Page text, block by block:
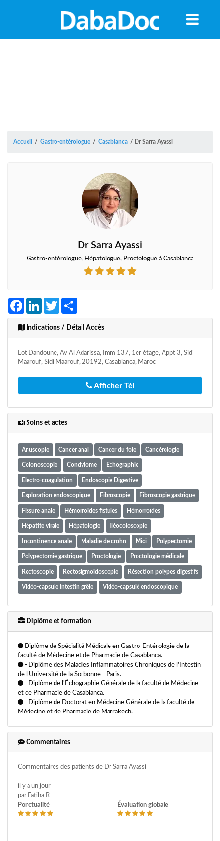
Accueil / Gastro-entérologue / Casablanca / Dr Sarra Ayassi
Dr Sarra Ayassi
Gastro-entérologue, Hépatologue, Proctologue à Casablanca
FacebookLinkedInTwitter
Indications / Détail Accès
Lot Dandoune, Av Al Adarissa, Imm 137, 1er étage, Appt 3, Sidi
Maarouf, Sidi Maarouf, 20192, Casablanca, Maroc
Afficher Tél
Soins et actes
Anuscopie Cancer anal Cancer du foie Cancérologie
Colonoscopie Condylome Echographie
Electro-coagulation Endoscopie Digestive
Exploration endoscopique Fibroscopie Fibroscopie gastrique
Fissure anale Hémorroides fistules Hémorroïdes
Hépatite virale Hépatologie Iléocoloscopie
Incontinence anale Maladie de crohn Mici Polypectomie
Polypectomie gastrique Proctologie Proctologie médicale
Rectoscopie Rectosigmoidoscopie Résection polypes digestifs
Vidéo-capsule intestin grêle Vidéo-capsulé endoscopique
Diplôme et formation
Diplôme de Spécialité Médicale en Gastro-Entérologie de la
faculté de Médecine et de Pharmacie de Casablanca.
- Diplôme des Maladies Inflammatoires Chroniques de l'Intestin
de l'Université de la Sorbonne - Paris.
- Diplôme de l'Échographie Générale de la faculté de Médecine
et de Pharmacie de Casablanca.
- Diplôme de Doctorat en Médecine Générale de la faculté de
Médecine et de Pharmacie de Marrakech.
Commentaires
Commentaires des patients de Dr Sarra Ayassi
il y a un jour
par Fatiha R
Ponctualité
Évaluation globale